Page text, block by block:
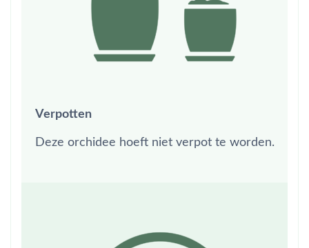
Verpotten
Deze orchidee hoeft niet verpot te worden.